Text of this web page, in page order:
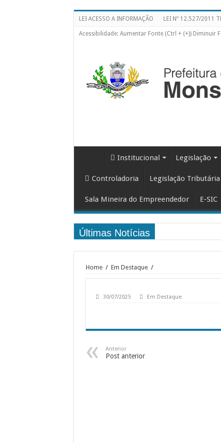
LEI ACESSO A INFORMAÇÃO LEI Nº 12.527/2011
Acessibilidade: Aumentar Fonte (Ctrl + (+)) Diminuir
Institucional Legislação
Controladoria Legislação Tributária
Sala Mineira do Empreendedor E-SIC
Últimas Notícias
Home / Em Destaque /
30/07/2025 Em Destaque
Anterior
Post anterior